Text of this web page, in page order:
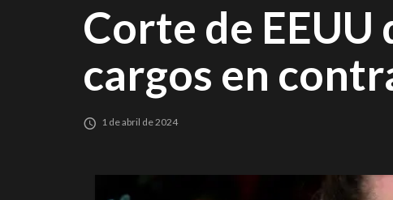
Corte de
cargos en
1 de abril de 2024